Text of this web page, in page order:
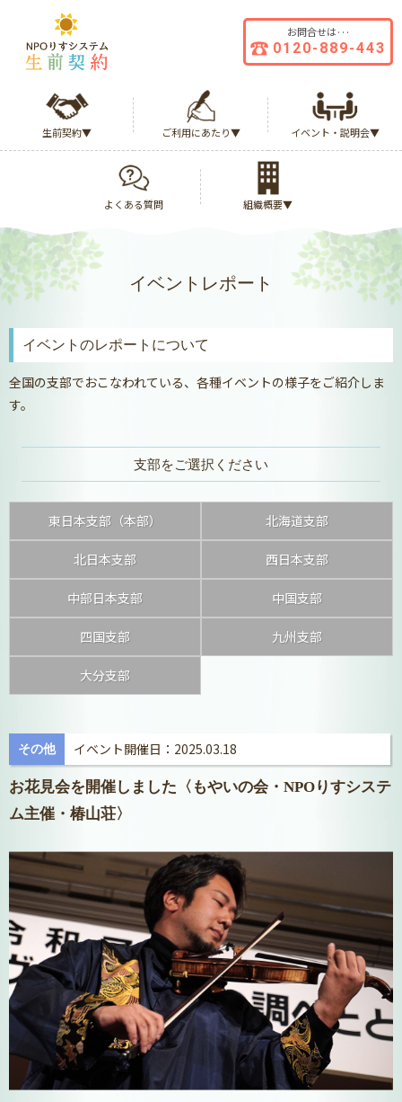
お問合せは···
0120- 889-443
生前契約▼ ご利用にあたり▼ イベント・説明会▼
よくある質問 組織概要▼
イベントレポート
イベントのレポートについて
全国の支部でおこなわれている、各種イベントの様子をご紹介しま
す。
支部をご選択ください
東日本支部（本部） 北海道支部
北日本支部 西日本支部
中部日本支部 中国支部
四国支部 九州支部
大分支部
その他 イベント開催日：2025.03.18
お花見会を開催しました〈もやいの会・NPOりすシステ
ム主催・椿山荘〉